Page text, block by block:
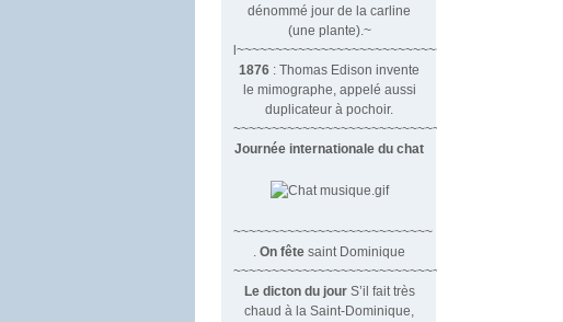
dénommé jour de la carline
(une plante).~
l~~~~~~~~~~~~~~~~~~~~~~~~~~~
1876 : Thomas Edison invente
le mimographe, appelé aussi
duplicateur à pochoir.
~~~~~~~~~~~~~~~~~~~~~~~~~~~
Journée internationale du chat
~~~~~~~~~~~~~~~~~~~~~~~~~~
. On fête saint Dominique
~~~~~~~~~~~~~~~~~~~~~~~~~~~~~~
Le dicton du jour S’il fait très
chaud à la Saint-Dominique,